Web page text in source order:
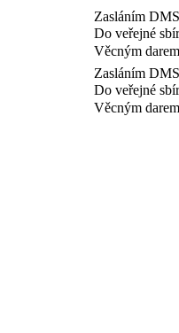
Zasláním DMS
Do veřejné
Věcným darem
Zasláním DMS
Do veřejné
Věcným darem